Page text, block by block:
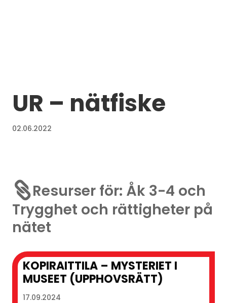
UR – nätfiske
02.06.2022
Resurser för: Åk 3-4 och
Trygghet och rättigheter på
nätet
KOPIRAITTILA – MYSTERIET I
MUSEET (UPPHOVSRÄTT)
17.09.2024